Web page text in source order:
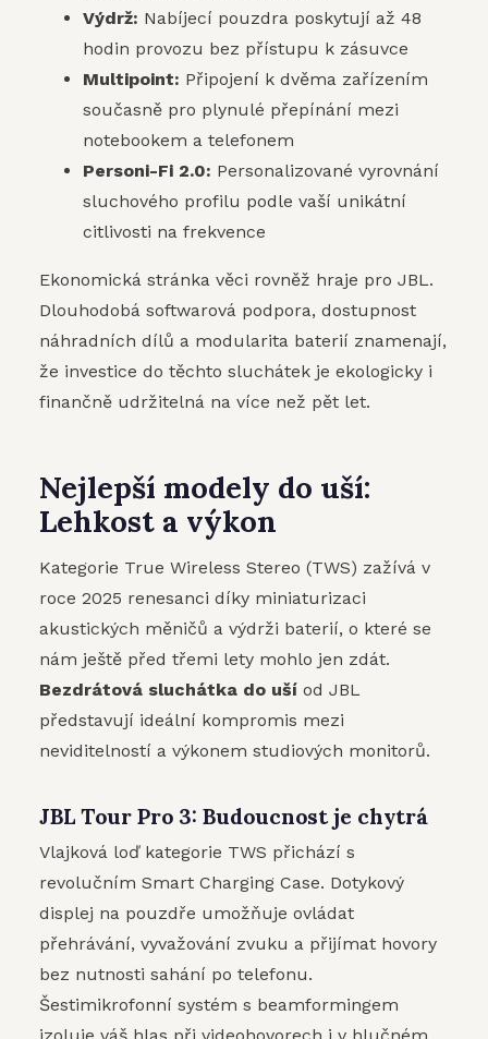
Výdrž: Nabíjecí pouzdra poskytují až 48
hodin provozu bez přístupu k zásuvce
Multipoint: Připojení k dvěma zařízením
současně pro plynulé přepínání mezi
notebookem a telefonem
Personi-Fi 2.0: Personalizované vyrovnání
sluchového profilu podle vaší unikátní
citlivosti na frekvence
Ekonomická stránka věci rovněž hraje pro JBL.
Dlouhodobá softwarová podpora, dostupnost
náhradních dílů a modularita baterií znamenají,
že investice do těchto sluchátek je ekologicky i
finančně udržitelná na více než pět let.
Nejlepší modely do uší:
Lehkost a výkon
Kategorie True Wireless Stereo (TWS) zažívá v
roce 2025 renesanci díky miniaturizaci
akustických měničů a výdrži baterií, o které se
nám ještě před třemi lety mohlo jen zdát.
Bezdrátová sluchátka do uší od JBL
představují ideální kompromis mezi
neviditelností a výkonem studiových monitorů.
JBL Tour Pro 3: Budoucnost je chytrá
Vlajková loď kategorie TWS přichází s
revolučním Smart Charging Case. Dotykový
displej na pouzdře umožňuje ovládat
přehrávání, vyvažování zvuku a přijímat hovory
bez nutnosti sahání po telefonu.
Šestimikrofonní systém s beamformingem